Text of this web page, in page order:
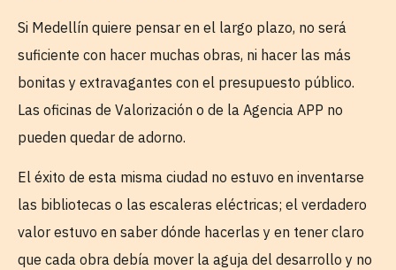
Si Medellín quiere pensar en el largo plazo, no será
suficiente con hacer muchas obras, ni hacer las más
bonitas y extravagantes con el presupuesto público.
Las oficinas de Valorización o de la Agencia APP no
pueden quedar de adorno.
El éxito de esta misma ciudad no estuvo en inventarse
las bibliotecas o las escaleras eléctricas; el verdadero
valor estuvo en saber dónde hacerlas y en tener claro
que cada obra debía mover la aguja del desarrollo y no